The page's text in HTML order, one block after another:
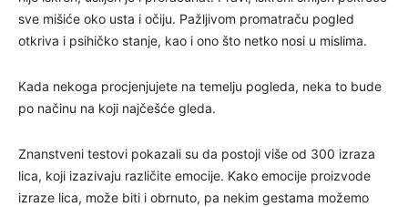
sve mišiće oko usta i očiju. Pažljivom promatraču pogled
otkriva i psihičko stanje, kao i ono što netko nosi u mislima.
Kada nekoga procjenjujete na temelju pogleda, neka to bude
po načinu na koji najčešće gleda.
Znanstveni testovi pokazali su da postoji više od 300 izraza
lica, koji izazivaju različite emocije. Kako emocije proizvode
izraze lica, može biti i obrnuto, pa nekim gestama možemo